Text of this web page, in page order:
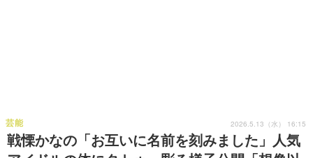
戦慄かなの「お互いに名前を刻みました」人気
芸能 2026.5.13（水） 16:15